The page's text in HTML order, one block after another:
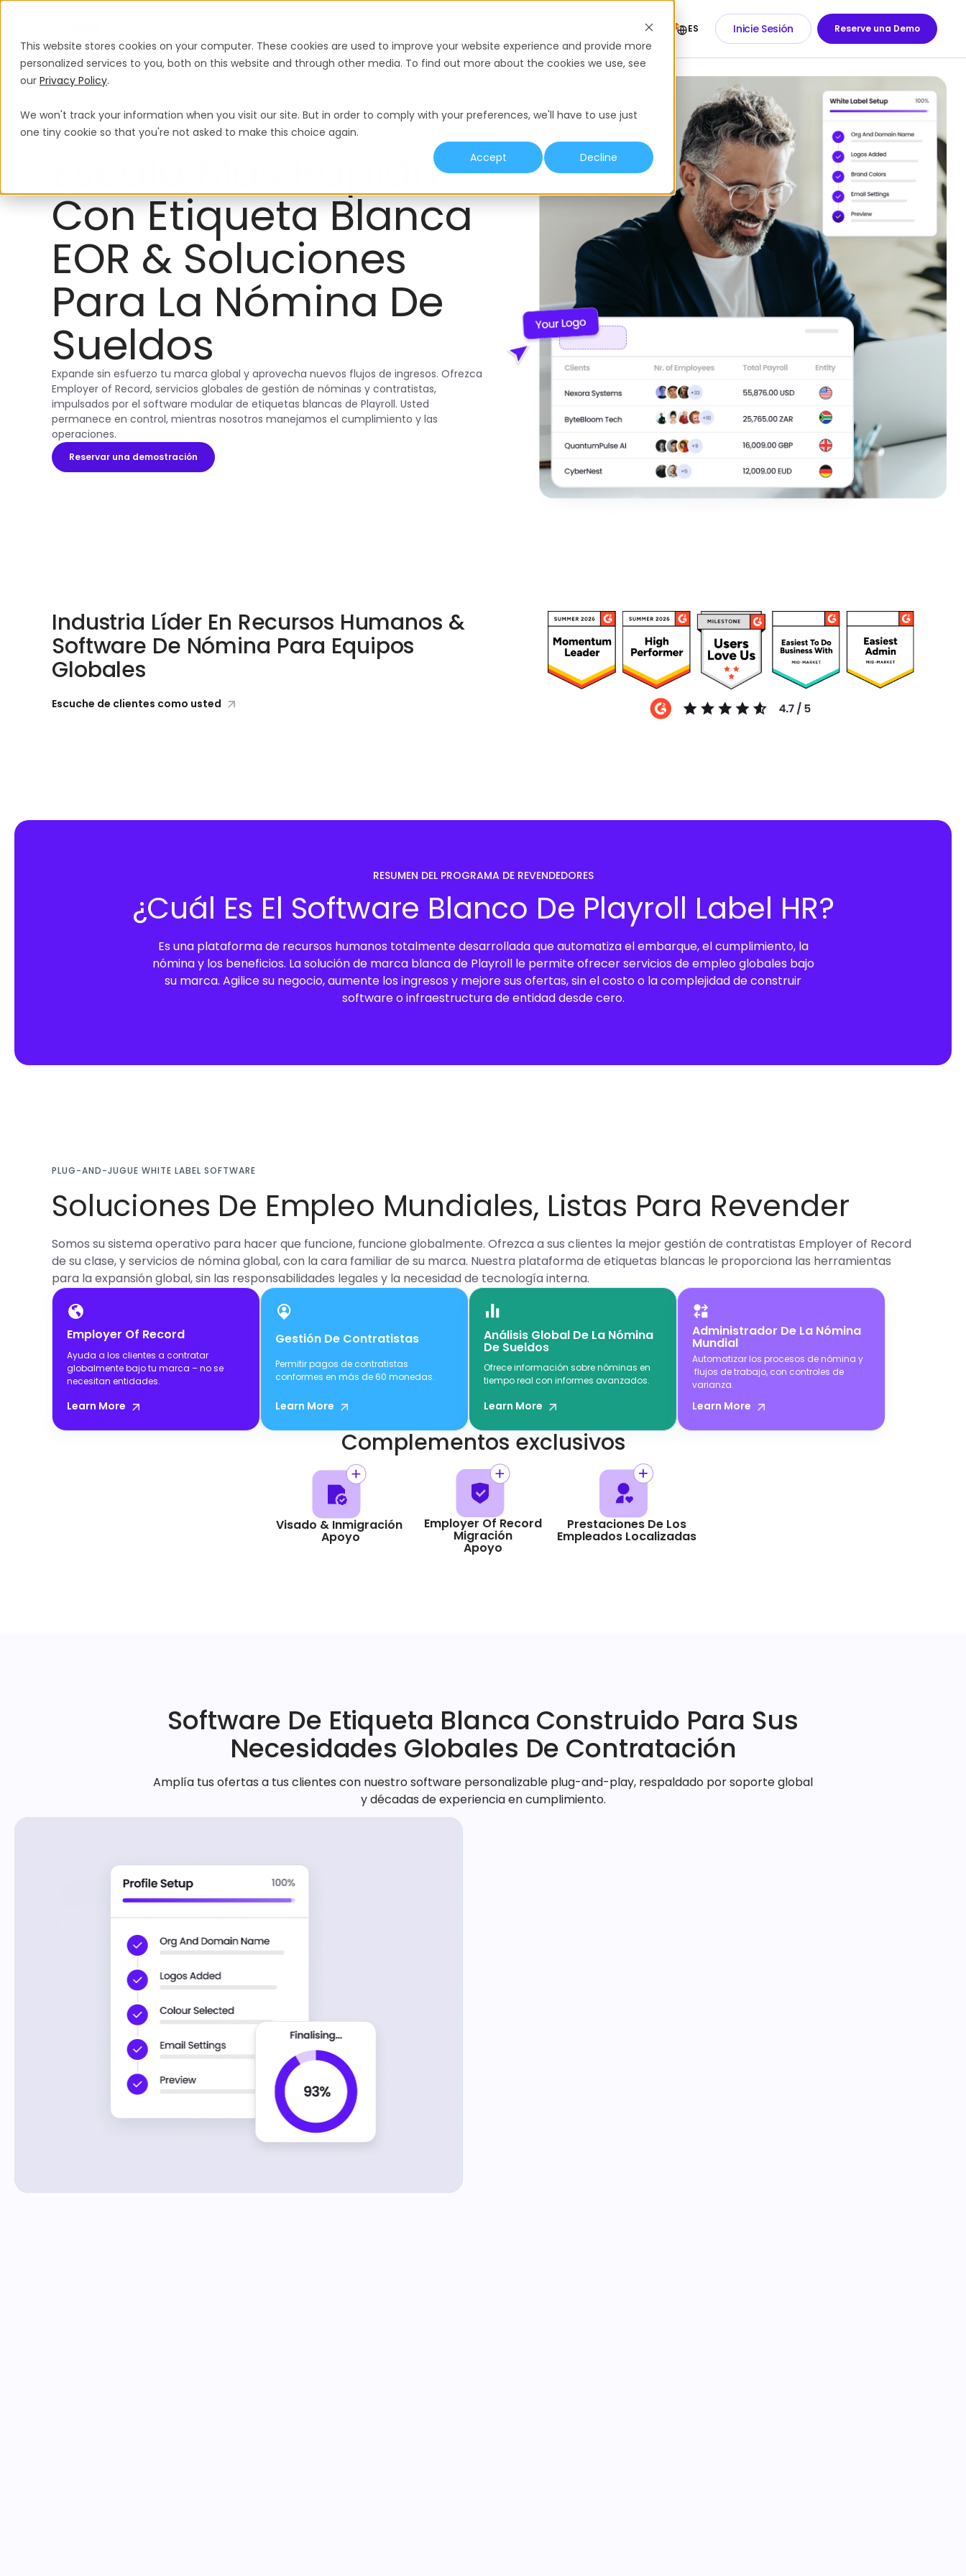
This website stores cookies on your computer. These cookies are used to improve your website experience and provide more
personalized services to you, both on this website and through other media. To find out more about the cookies we use, see
our Privacy Policy.
We won't track your information when you visit our site. But in order to comply with your preferences, we'll have to use just
one tiny cookie so that you're not asked to make this choice again.
Accept
Decline
ES Inicie Sesión Reserve una Demo
Software De HR De Etiqueta Blanca
Escala Más Rápida
Con Etiqueta Blanca
EOR & Soluciones
Para La Nómina De
Sueldos
Expande sin esfuerzo tu marca global y aprovecha nuevos flujos de ingresos. Ofrezca
Employer of Record, servicios globales de gestión de nóminas y contratistas,
impulsados por el software modular de etiquetas blancas de Playroll. Usted
permanece en control, mientras nosotros manejamos el cumplimiento y las
operaciones.
Reservar una demostración
Industria Líder En Recursos Humanos &
Software De Nómina Para Equipos
Globales
Escuche de clientes como usted
RESUMEN DEL PROGRAMA DE REVENDEDORES
¿Cuál Es El Software Blanco De Playroll Label HR?
Es una plataforma de recursos humanos totalmente desarrollada que automatiza el embarque, el cumplimiento, la
nómina y los beneficios. La solución de marca blanca de Playroll le permite ofrecer servicios de empleo globales bajo
su marca. Agilice su negocio, aumente los ingresos y mejore sus ofertas, sin el costo o la complejidad de construir
software o infraestructura de entidad desde cero.
PLUG-AND-JUGUE WHITE LABEL SOFTWARE
Soluciones De Empleo Mundiales, Listas Para Revender
Somos su sistema operativo para hacer que funcione, funcione globalmente. Ofrezca a sus clientes la mejor gestión de contratistas Employer of Record
de su clase, y servicios de nómina global, con la cara familiar de su marca. Nuestra plataforma de etiquetas blancas le proporciona las herramientas
para la expansión global, sin las responsabilidades legales y la necesidad de tecnología interna.
Employer Of Record
Ayuda a los clientes a contratar
globalmente bajo tu marca – no se
necesitan entidades.
Learn More
Gestión De Contratistas
Permitir pagos de contratistas
conformes en más de 60 monedas.
Learn More
Análisis Global De La Nómina
De Sueldos
Ofrece información sobre nóminas en
tiempo real con informes avanzados.
Learn More
Administrador De La Nómina
Mundial
Automatizar los procesos de nómina y
flujos de trabajo, con controles de
varianza.
Learn More
Complementos exclusivos
Visado & Inmigración
Apoyo
Employer Of Record
Migración
Apoyo
Prestaciones De Los
Empleados Localizadas
Software De Etiqueta Blanca Construido Para Sus
Necesidades Globales De Contratación
Amplía tus ofertas a tus clientes con nuestro software personalizable plug-and-play, respaldado por soporte global
y décadas de experiencia en cumplimiento.